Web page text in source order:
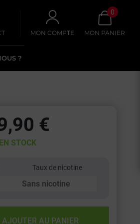
?
MON COMPTE
0
MON PANIER
€
EN STOCK
Taux de nicotine
AJOUTER AU PANIER